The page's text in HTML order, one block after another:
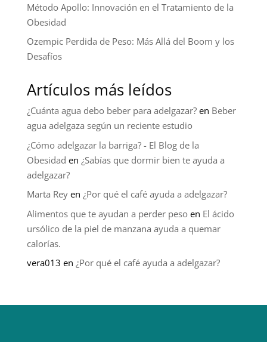
Método Apollo: Innovación en el Tratamiento de la
Obesidad
Ozempic Perdida de Peso: Más Allá del Boom y los
Desafíos
Artículos más leídos
¿Cuánta agua debo beber para adelgazar?en Beber
agua adelgaza según un reciente estudio
¿Cómo adelgazar la barriga? - El Blog de la
Obesidad en ¿Sabías que dormir bien te ayuda a
adelgazar?
Marta Reyen ¿Por qué el café ayuda a adelgazar?
Alimentos que te ayudan a perder pesoen El ácido
ursólico de la piel de manzana ayuda a quemar
calorías.
vera013 en ¿Por qué el café ayuda a adelgazar?